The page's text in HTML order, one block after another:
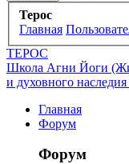
Терос
Главная
ТЕРОС
Школа Агни Йоги
и духовного
Главная
Форум
Форум